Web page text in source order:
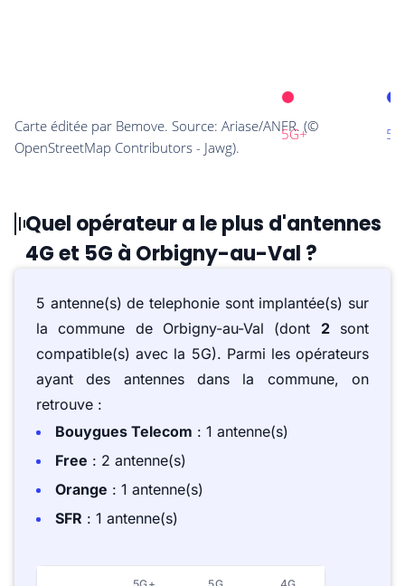
Quel opérateur a le plus d'antennes
4G et 5G à Orbigny-au-Val ?
5 antenne(s) de telephonie sont implantée(s) sur
la commune de Orbigny-au-Val (dont 2sont
compatible(s) avec la 5G). Parmi les opérateurs
ayant des antennes dans la commune, on
retrouve :
Bouygues Telecom : 1 antenne(s)
Free : 2 antenne(s)
Orange : 1 antenne(s)
SFR : 1 antenne(s)